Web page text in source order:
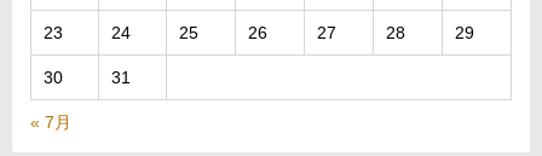
23 24 25 26 27 28 29
30 31
« 7月